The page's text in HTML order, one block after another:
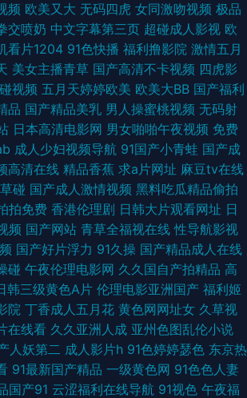
最新 亚洲国产日本 91国产白浆高潮 91在线免费看 福
夜爽爽国产精品免费 91国产丝袜在线观看 阿V不卡
洲变态视 五月天日日干 91夫妻交换论坛 97影院亚洲
日韩国产另类 午夜剧场青椒 九九热这里有精品 日韩
水网站 阿v在线观看 久草网成人 91国产尤物在线视
人在线网 首页资源吧!A片 91n在线入口 91偷拍视频
官网 九九热色色 少妇黑森林 91nwww网站 91午夜成
精aVE 日韩成人色网 91九色熟女p 爱豆视频在线看 黑
AV 69福利社在线 91自慰凤楼 国产精品色在线 欧美
91久久大香蕉 www91福利 激情网站在线免费 午夜成
频 欧美又大 无码四虎 女同激吻视频 极品
交喷奶 中文字幕第三页 超碰成人影视 欧
看片1204 91色快播 福利撸影院 激情五月
美女主播青草 国产高清不卡视频 四虎影
视频 五月天婷婷欧美 欧美大BB 国产福利
品 国产精品美乳 男人操蜜桃视频 无码射
日本高清电影网 男女啪啪午夜视频 免费
成人少妇视频导航 91国产小青蛙 国产成
高清在线 精品香蕉 求a片网址 麻豆tv在线
碰 国产成人激情视频 黑料吃瓜精品偷拍
拍免费 香港伦理剧 日韩大片观看网址 日
频 国产网站 青草全福视在线 性导航影视
国产好片浮力 91久操 国产精品成人在线
碰 午夜伦理电影网 久久国自产拍精品 高
韩三级黄色A片 伦理电影亚洲国产 福利姬
院 丁香成人五月花 黄色网网址女 久草视
在线看 久久亚洲人成 亚州色图乱伦小说
人妖第二 成人影片h 91色婷婷瑟色 东京热
91最新国产精品 一级黄色网 91色色人妻
国产91 云涩福利在线导航 91视色 午夜福